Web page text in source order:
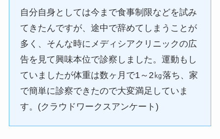
自分自身としては今まで食事制限などを試み
てきたんですが、途中で辞めてしまうことが
多く、そんな時にメディシアクリニックの広
告を見て興味本位で診察しました。運動もし
ていましたが体重は数ヶ月で1～2㎏落ち、家
で簡単に診察できたので大変満足していま
す。(クラウドワークスアンケート)